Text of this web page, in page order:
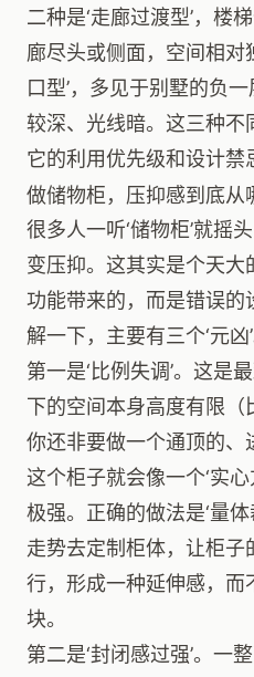
二种是‘走廊过渡型’，楼
廊尽头或侧面，空间相对
口型’，多见于别墅的负
较深、光线暗。这三种不
它的利用优先级和设计禁
做储物柜，压抑感到底从
很多人一听‘储物柜’就摇
变压抑。这其实是个天
功能带来的，而是错误
解一下，主要有三个‘元凶’
第一是‘比例失调’。这是
下的空间本身高度有限（
你还非要做一个通顶的
这个柜子就会像一个‘实
极强。正确的做法是‘量
走势去定制柜体，让柜子
行，形成一种延伸感，而
块。
第二是‘封闭感过强’。一